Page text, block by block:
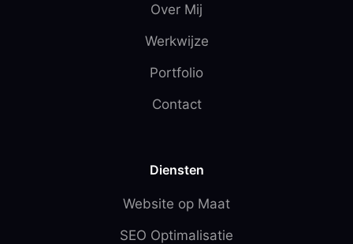
Over Mij
Werkwijze
Portfolio
Contact
Diensten
Website op Maat
SEO Optimalisatie